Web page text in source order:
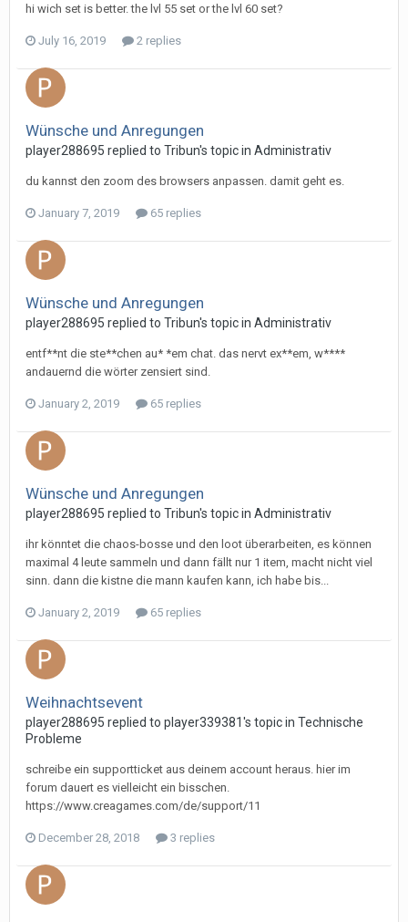
hi wich set is better. the lvl 55 set or the lvl 60 set?
July 16, 2019 2 replies
Wünsche und Anregungen
player288695 replied to Tribun's topic in Administrativ
du kannst den zoom des browsers anpassen. damit geht es.
January 7, 2019 65 replies
Wünsche und Anregungen
player288695 replied to Tribun's topic in Administrativ
entf**nt die ste**chen au* *em chat. das nervt ex**em, w****
andauernd die wörter zensiert sind.
January 2, 2019 65 replies
Wünsche und Anregungen
player288695 replied to Tribun's topic in Administrativ
ihr könntet die chaos-bosse und den loot überarbeiten, es können
maximal 4 leute sammeln und dann fällt nur 1 item, macht nicht viel
sinn. dann die kistne die mann kaufen kann, ich habe bis...
January 2, 2019 65 replies
Weihnachtsevent
player288695 replied to player339381's topic in Technische
Probleme
schreibe ein supportticket aus deinem account heraus. hier im
forum dauert es vielleicht ein bisschen.
https://www.creagames.com/de/support/11
December 28, 2018 3 replies